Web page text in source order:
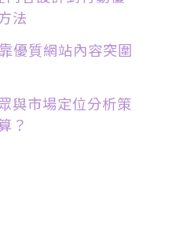
法
優質網站內容突圍
與市場定位分析策
？